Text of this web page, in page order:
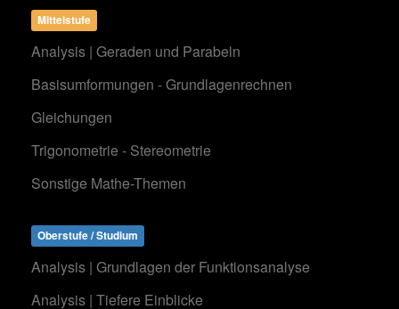
Mittelstufe
Analysis | Geraden und Parabeln
Basisumformungen - Grundlagenrechnen
Gleichungen
Trigonometrie - Stereometrie
Sonstige Mathe-Themen
Oberstufe / Studium
Analysis | Grundlagen der Funktionsanalyse
Analysis | Tiefere Einblicke